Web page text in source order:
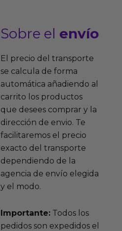
Sobre el envío
El precio del transporte
se calcula de forma
automática añadiendo al
carrito los productos
que desees comprar y la
dirección de envio. Te
facilitaremos el precio
exacto del transporte
dependiendo de la
agencia de envío elegida
y el modo.
Importante:Todos los
pedidos son expedidos el